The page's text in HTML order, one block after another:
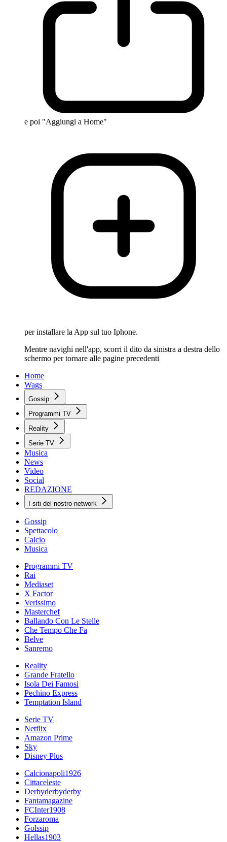
e poi "Aggiungi a Home"
per installare la App sul tuo Iphone.
Mentre navighi nell'app, scorri il dito da sinistra a destra dello
schermo per tornare alle pagine precedenti
Home
Wags
Gossip
Programmi TV
Reality
Serie TV
Musica
News
Video
Social
REDAZIONE
I siti del nostro network
Gossip
Spettacolo
Calcio
Musica
Programmi TV
Rai
Mediaset
X Factor
Verissimo
Masterchef
Ballando Con Le Stelle
Che Tempo Che Fa
Belve
Sanremo
Reality
Grande Fratello
Isola Dei Famosi
Pechino Express
Temptation Island
Serie TV
Netflix
Amazon Prime
Sky
Disney Plus
Calcionapoli1926
Cittaceleste
Derbyderbyderby
Fantamagazine
FCInter1908
Forzaroma
Golssip
Hellas1903